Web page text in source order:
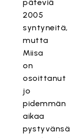
päteviä
2005
syntyneitä,
mutta
Miisa
on
osoittanut
jo
pidemmän
aikaa
pystyvänsä